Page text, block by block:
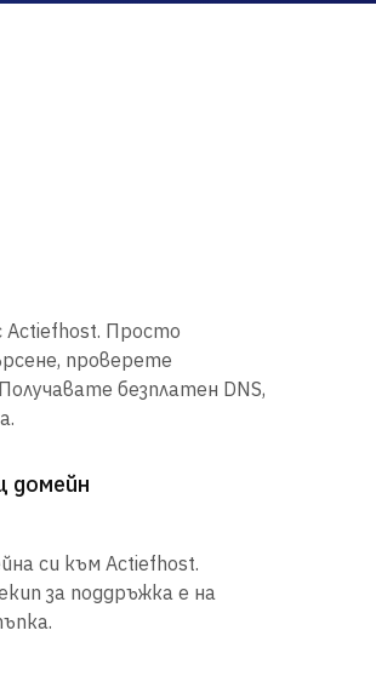
Actiefhost. Просто
проверете
безплатен DNS,
домейн
си към Actiefhost.
за поддръжка е на